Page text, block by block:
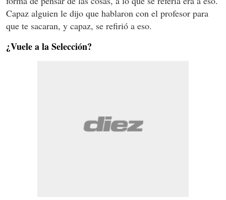
Capaz alguien le dijo que hablaron con el profesor para
que te sacaran, y capaz, se refirió a eso.
¿Vuele a la Selección?